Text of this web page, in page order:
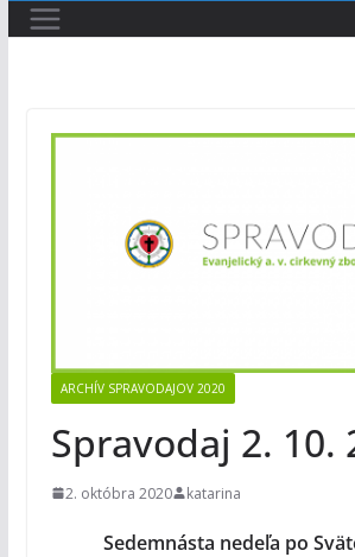
ARCHÍV SPRAVODAJOV 2020
Spravodaj 2. 10.
2. októbra 2020 katarina
Sedemnásta nedeľa po